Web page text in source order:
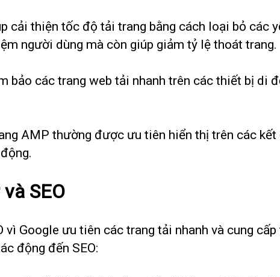
cải thiện tốc độ tải trang bằng cách loại bỏ các
người dùng mà còn giúp giảm tỷ lệ thoát trang.
bảo các trang web tải nhanh trên các thiết bị di
AMP thường được ưu tiên hiển thị trên các
SEO
Google ưu tiên các trang tải nhanh và cung
động đến SEO: